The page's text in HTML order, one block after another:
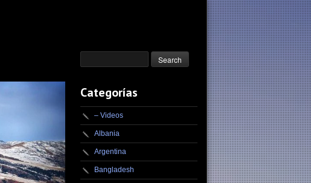
Categorías
– Videos
Albania
Argentina
Bangladesh